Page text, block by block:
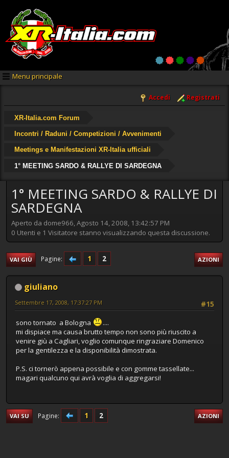
Menu principale
Accedi Registrati
XR-Italia.com Forum
Incontri / Raduni / Competizioni / Avvenimenti
Meetings e Manifestazioni XR-Italia ufficiali
1° MEETING SARDO & RALLYE DI SARDEGNA
1° MEETING SARDO & RALLYE DI
SARDEGNA
Aperto da dome966, Agosto 14, 2008, 13:42:57 PM
0 Utenti e 1 Visitatore stanno visualizzando questa discussione.
VAI GIÙ Pagine 1 2 AZIONI
giuliano
#15
Settembre 17, 2008, 17:37:27 PM
sono tornato a Bologna
....
mi dispiace ma causa brutto tempo non sono più riuscito a
venire giù a Cagliari, voglio comunque ringraziare Domenico
per la gentilezza e la disponibilità dimostrata.
P.S. ci tornerò appena possibile e con gomme tassellate...
magari qualcuno qui avrà voglia di aggregarsi!
VAI SU Pagine 1 2 AZIONI